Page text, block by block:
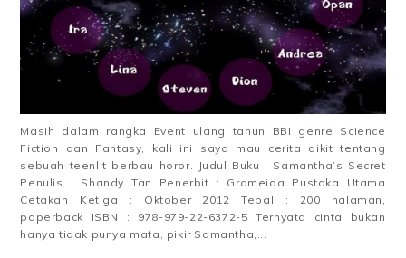
Masih dalam rangka Event ulang tahun BBI genre Science
Fiction dan Fantasy, kali ini saya mau cerita dikit tentang
sebuah teenlit berbau horor. Judul Buku : Samantha’s Secret
Penulis : Shandy Tan Penerbit : Grameida Pustaka Utama
Cetakan Ketiga : Oktober 2012 Tebal : 200 halaman,
paperback ISBN : 978-979-22-6372-5 Ternyata cinta bukan
hanya tidak punya mata, pikir Samantha,...